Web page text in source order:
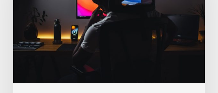
Geliştiricileri
Sizinle
Çalışmaya
Edersiniz?